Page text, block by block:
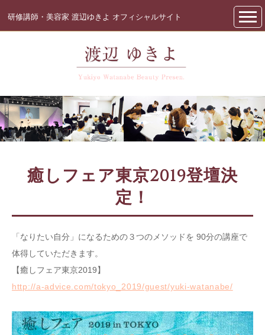
研修講師・美容家 渡辺ゆきよ オフィシャルサイト
癒しフェア東京2019登壇決
定！
「なりたい自分」になるための３つのメソッドを 90分の講座で
体得していただきます。
【癒しフェア東京2019】
http://a-advice.com/tokyo_2019/guest/yuki-watanabe/